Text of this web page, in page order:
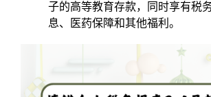
子的高等教育存款，同时享有税
息、医药保障和其他福利。